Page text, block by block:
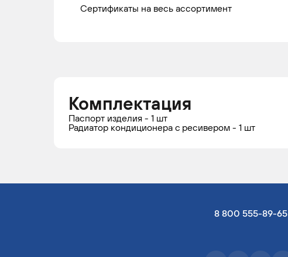
Сертификаты на весь ассортимент
Комплектация
Паспорт изделия - 1 шт
Радиатор кондиционера c ресивером - 1 шт
8 800 555-89-65